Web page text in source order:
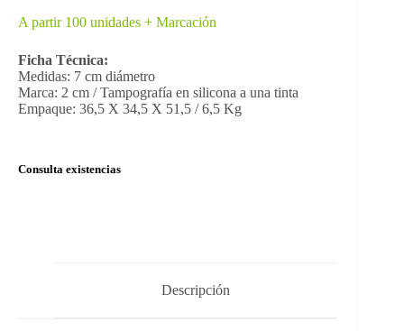
A partir 100 unidades + Marcación
Ficha Técnica:
Medidas: 7 cm diámetro
Marca: 2 cm / Tampografía en silicona a una tinta
Empaque: 36,5 X 34,5 X 51,5 / 6,5 Kg
Consulta existencias
Descripción